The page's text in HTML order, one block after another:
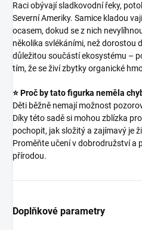
Raci obývají sladkovodní řeky,
Severní Ameriky. Samice kladou
ocasem, dokud se z nich
několika svlékáními, než dorostou
důležitou součástí ekosystému –
tím, že se živí zbytky organické
⭐ Proč by tato figurka neměla
Děti běžně nemají možnost
Díky této sadě si mohou zblízka
pochopit, jak složitý a zajímavý je
Proměňte učení v dobrodružství a
přírodou.
Doplňkové parametry